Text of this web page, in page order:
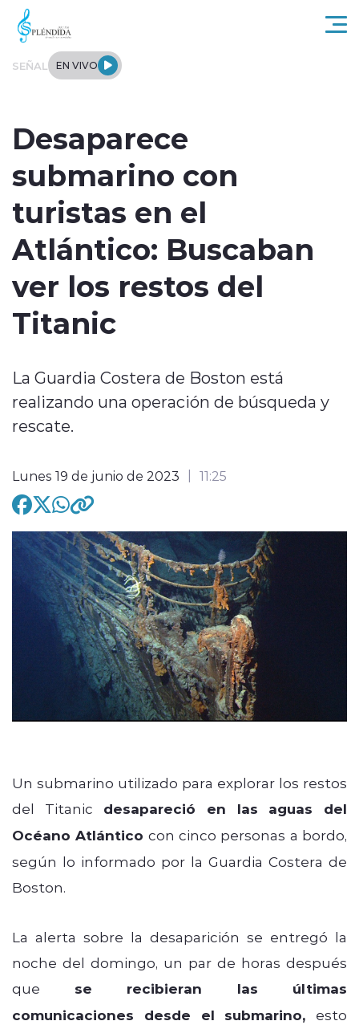
Click acá para ir directamente al contenido
SEÑAL EN VIVO
Regional
Tendencias
Internacional
Entrevistas
Deportes
Desaparece
submarino con
turistas en el
Atlántico: Buscaban
ver los restos del
Titanic
La Guardia Costera de Boston está
realizando una operación de búsqueda y
rescate.
Lunes 19 de junio de 2023 11:25
Un submarino utilizado para explorar los restos
del Titanic desapareció en las aguas del
Océano Atlántico con cinco personas a bordo,
según lo informado por la Guardia Costera de
Boston.
La alerta sobre la desaparición se entregó la
noche del domingo, un par de horas después
que se recibieran las últimas
comunicaciones desde el submarino, esto